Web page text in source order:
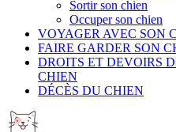
Sortir son chien
Occuper son chien
VOYAGER AVEC SON
FAIRE GARDER SON
DROITS ET DEVOIRS
CHIEN
DÉCÈS DU CHIEN